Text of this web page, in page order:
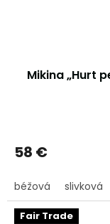
Mikina „Hurt
58 €
béžová slivková
Fair Trade